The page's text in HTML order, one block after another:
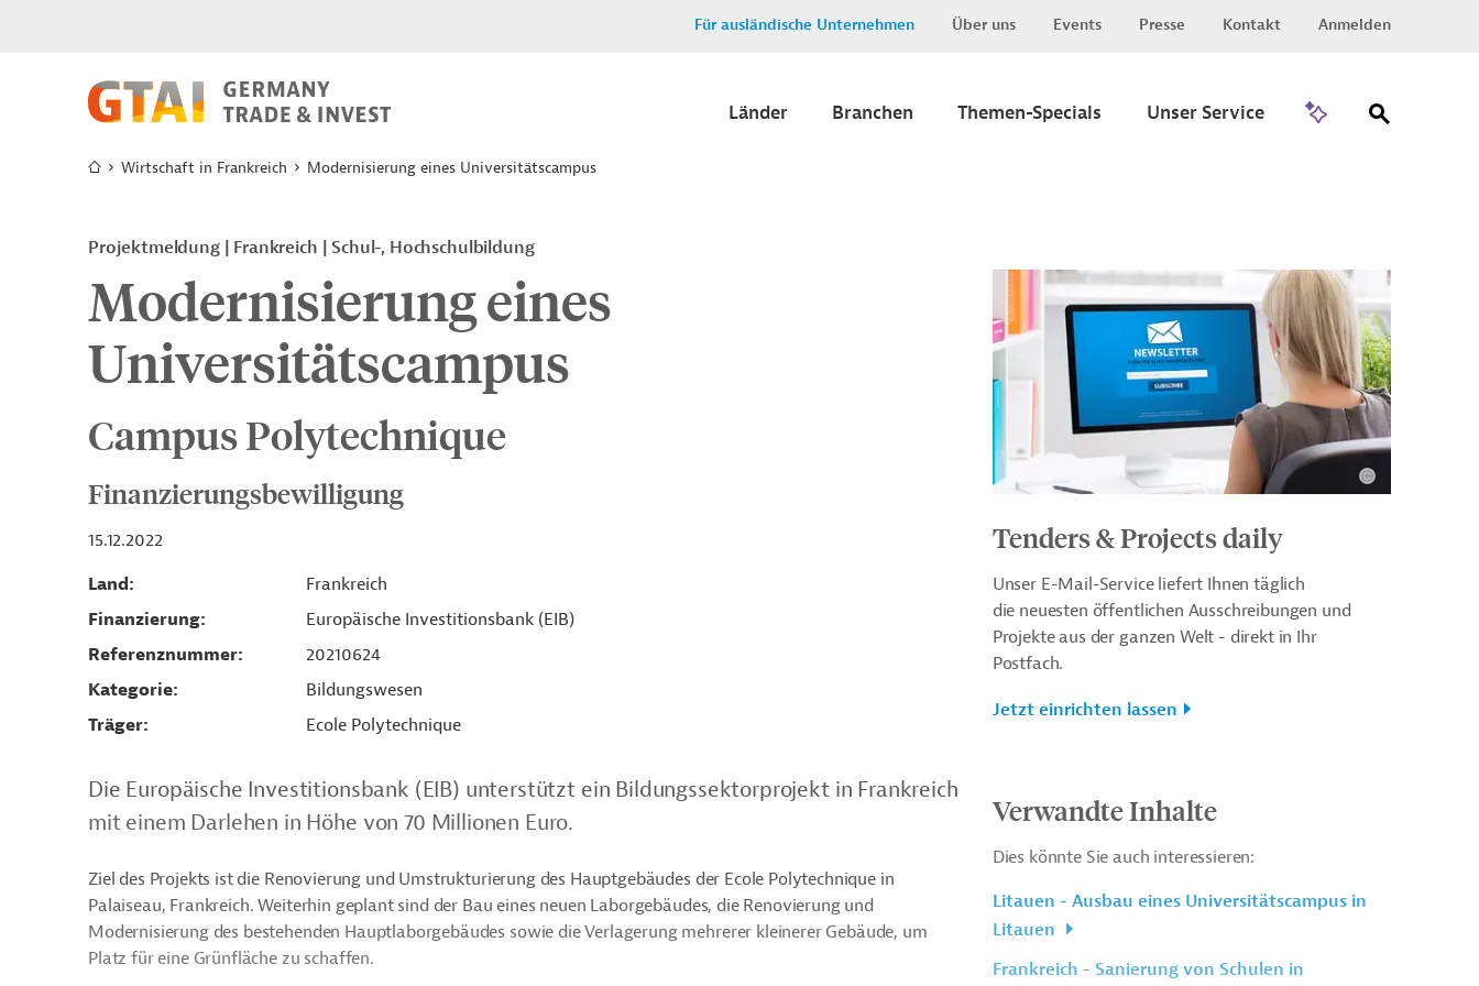
Für ausländische Unternehmen Über uns Events Presse Kontakt Anmelden
Länder Branchen Themen-Specials Unser Service
Wirtschaft in Frankreich Modernisierung eines Universitätscampus
Projektmeldung Frankreich Schul-, Hochschulbildung
Modernisierung eines
Universitätscampus
Campus Polytechnique
Finanzierungsbewilligung
15.12.2022
Land
Frankreich
Finanzierung
Europäische Investitionsbank (EIB)
Referenznummer
20210624
Kategorie
Bildungswesen
Träger
Ecole Polytechnique
Die Europäische Investitionsbank (EIB) unterstützt ein Bildungssektorprojekt in Frankreich
mit einem Darlehen in Höhe von 70 Millionen Euro.
Ziel des Projekts ist die Renovierung und Umstrukturierung des Hauptgebäudes der Ecole Polytechnique in
Palaiseau, Frankreich. Weiterhin geplant sind der Bau eines neuen Laborgebäudes, die Renovierung und
Modernisierung des bestehenden Hauptlaborgebäudes sowie die Verlagerung mehrerer kleinerer Gebäude, um
Platz für eine Grünfläche zu schaffen.
Tenders & Projects daily
Unser E-Mail-Service liefert Ihnen täglich
die neuesten öffentlichen Ausschreibungen und
Projekte aus der ganzen Welt - direkt in Ihr
Postfach.
Jetzt einrichten lassen
Verwandte Inhalte
Dies könnte Sie auch interessieren:
Litauen - Ausbau eines Universitätscampus in
Litauen
Frankreich - Sanierung von Schulen in